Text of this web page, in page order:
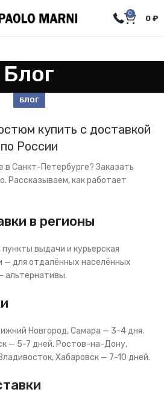
0
0 ₽
Блог
БЛОГ
купить с доставкой
по России
в Санкт-Петербурге? Заказать
Рассказываем, как работает
в регионы
выдачи и курьерская
— для отдалённых населённых
альтернативы.
Новгород, Самара — 3-4 дня.
— 5-7 дней. Ростов-на-Дону,
Хабаровск — 7-10 дней.